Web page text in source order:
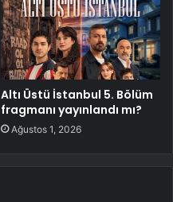
Altı Üstü İstanbul 5. Bölüm
fragmanı yayınlandı mı?
Ağustos 1, 2026